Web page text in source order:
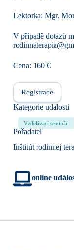
Lektorka: Mgr.
V případě dotazů
Cena: 160 €
Registrace
Kategorie události
Vzdělávací seminář
Pořadatel
Inštitút rodinnej
online